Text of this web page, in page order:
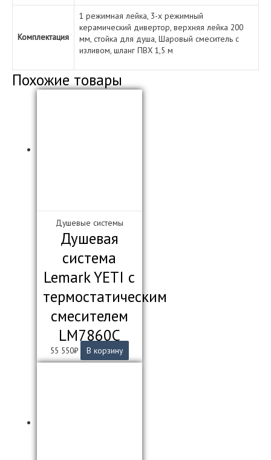
Комплектация
1 режимная лейка, 3-х режимный
керамический дивертор, верхняя лейка 200
мм, стойка для душа, Шаровый смеситель с
изливом, шланг ПВХ 1,5 м
Похожие товары
Душевые системы
Душевая
система
Lemark YETI c
термостатическим
смесителем
LM7860C
55 550₽ В корзину